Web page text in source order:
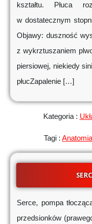
kształtu. Płuca
w dostatecznym
Objawy: duszność
z wykrztuszaniem
piersiowej, niekiedy
płucZapalenie […]
Kategoria :
Tagi : Anatomia
Serce, pompa
przedsionków